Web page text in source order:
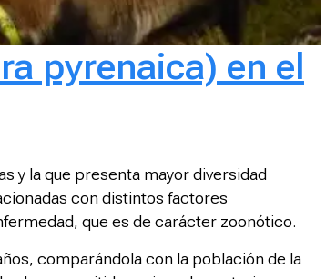
pyrenaica) en el
y la que presenta mayor diversidad
con distintos factores
que es de carácter zoonótico.
comparándola con la población de la